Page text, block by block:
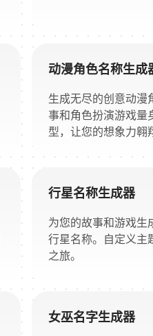
动漫角色名称生成
生成无尽的创意动漫
事和角色扮演游戏量
型，让您的想象力翱
行星名称生成器
为您的故事和游戏生
行星名称。自定义主
之旅。
女巫名字生成器